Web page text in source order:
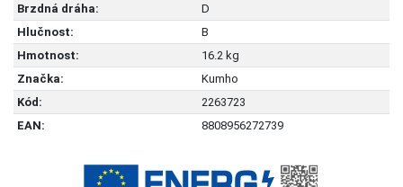
Brzdná dráha:
D
Hlučnost:
B
Hmotnost:
16.2 kg
Značka:
Kumho
Kód:
2263723
EAN:
8808956272739